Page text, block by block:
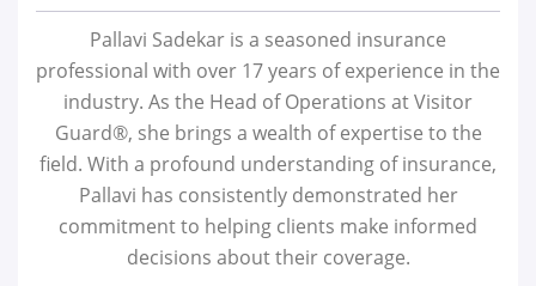
Pallavi Sadekar is a seasoned insurance
professional with over 17 years of experience in the
industry. As the Head of Operations at Visitor
Guard®, she brings a wealth of expertise to the
field. With a profound understanding of insurance,
Pallavi has consistently demonstrated her
commitment to helping clients make informed
decisions about their coverage.